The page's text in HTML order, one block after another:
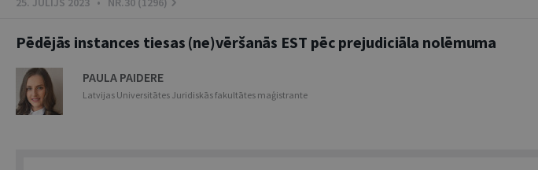
Pēdējās instances tiesas (ne)vēršanās EST pēc prejudiciāla nolēmuma
PAULA PAIDERE
Latvijas Universitātes Juridiskās fakultātes maģistrante